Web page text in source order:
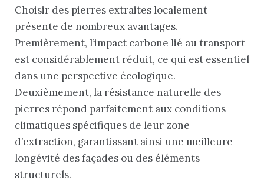
Choisir des pierres extraites localement
présente de nombreux avantages.
Premièrement, l’impact carbone lié au transport
est considérablement réduit, ce qui est essentiel
dans une perspective écologique.
Deuxièmement, la résistance naturelle des
pierres répond parfaitement aux conditions
climatiques spécifiques de leur zone
d’extraction, garantissant ainsi une meilleure
longévité des façades ou des éléments
structurels.